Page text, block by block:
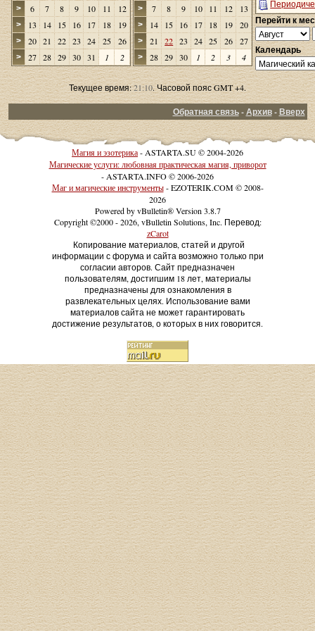
> 6 7 8 9 10 11 12
> 13 14 15 16 17 18 19
> 20 21 22 23 24 25 26
> 27 28 29 30 31 1 2
> 7 8 9 10 11 12 13
> 14 15 16 17 18 19 20
> 21 22 23 24 25 26 27
> 28 29 30 1 2 3 4
Перейти к
Календарь
Текущее время:21:10. Часовой пояс GMT +4.
Обратная связь-Архив-Вверх
Магия и эзотерика- ASTARTA.SU © 2004-2026
Магические услуги: любовная практическая магия, приворот
- ASTARTA.INFO © 2006-2026
Маг и магические инструменты- EZOTERIK.COM © 2008-
2026
Powered by vBulletin® Version 3.8.7
Copyright ©2000 - 2026, vBulletin Solutions, Inc. Перевод:
zCarot
Копирование материалов, статей и другой
информации с форума и сайта возможно только при
согласии авторов. Сайт предназначен
пользователям, достигшим 18 лет, материалы
предназначены для ознакомления в
развлекательных целях. Использование вами
материалов сайта не может гарантировать
достижение результатов, о которых в них говорится.